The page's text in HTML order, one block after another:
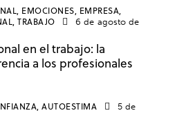
EMOCIONES, EMPRESA,
TRABAJO
6 de agosto de
en el trabajo: la
a los profesionales
AUTOESTIMA
5 de